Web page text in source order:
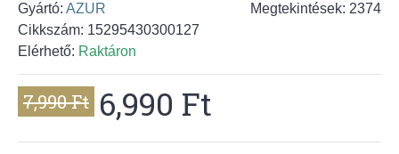
Megtekintések: 2374
Gyártó: AZUR
Cikkszám: 15295430300127
Elérhető: Raktáron
7,990 Ft 6,990 Ft